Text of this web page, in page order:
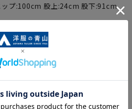
プ:100cm 股上:24cm 股下:91cm
ップ:104cm 股上:24.5cm 股
ップ:108cm 股上:25cm 股下:91cm
またはご購入後の裾上げが必要な商
プは当サイトでご購入いただけま